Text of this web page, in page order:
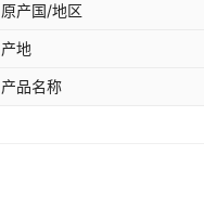
原产国/地区
产地
产品名称